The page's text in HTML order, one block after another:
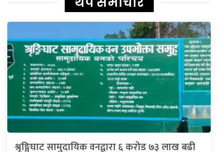
श्रृङ्गिघाट सामुदायिक वनद्वारा ६ करोड ७३ लाख बढी